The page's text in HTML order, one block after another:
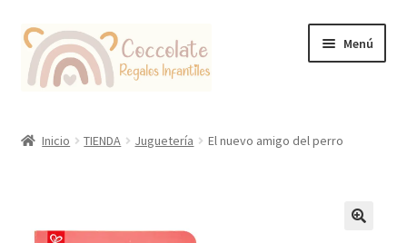
Ir
la
Ir
contenido
Menú
Inicio TIENDA Juguetería El nuevo amigo del perro